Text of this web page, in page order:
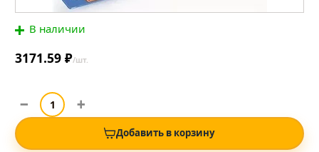
В наличии
3171.59 ₽/шт.
Добавить в корзину